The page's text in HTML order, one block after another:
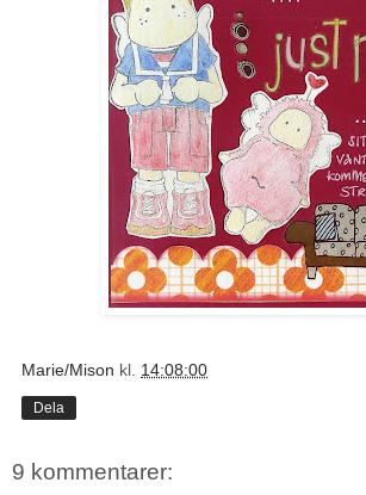
Marie/Mison kl. 14:08:00
Dela
9 kommentarer: